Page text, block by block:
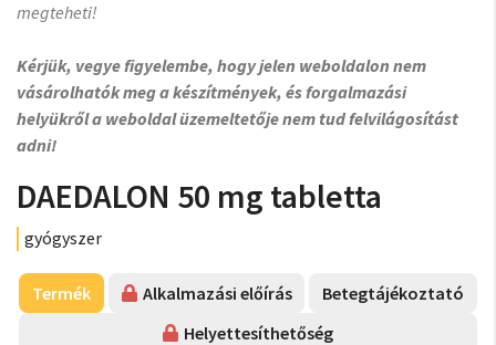
megteheti!
Kérjük, vegye figyelembe, hogy jelen weboldalon nem
vásárolhatók meg a készítmények, és forgalmazási
helyükről a weboldal üzemeltetője nem tud felvilágosítást
adni!
DAEDALON 50 mg tabletta
gyógyszer
Termék Alkalmazási előírás
Betegtájékoztató
Helyettesíthetőség